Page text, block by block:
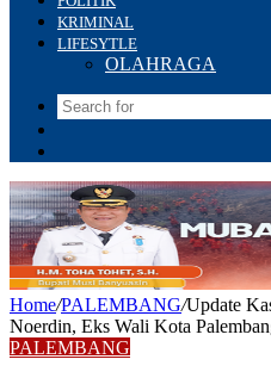
KRIMINAL
LIFESYTLE
OLAHRAGA
Home/PALEMBANG/Update
Noerdin, Eks Wali Kota
PALEMBANG